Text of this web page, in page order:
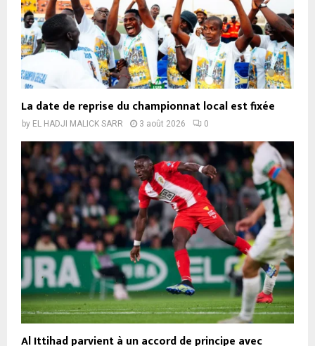
La date de reprise du championnat local est fixée
by EL HADJI MALICK SARR 3 août 2026 0
Al Ittihad parvient à un accord de principe avec